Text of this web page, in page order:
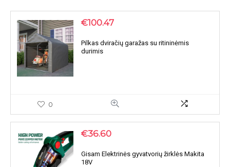
€100.47
Pilkas dviračių garažas su ritininėmis
durimis
0
€36.60
Gisam Elektrinės gyvatvorių žirklės Makita
18V